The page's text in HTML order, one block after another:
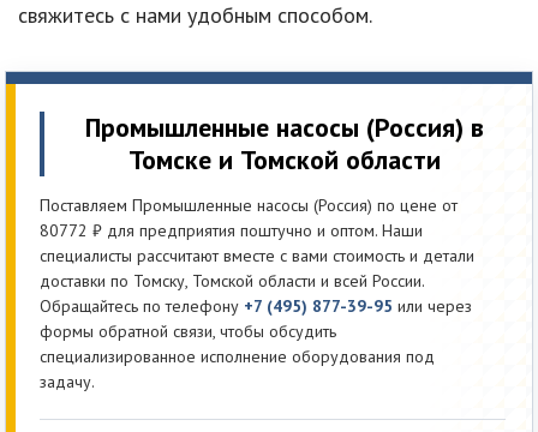
свяжитесь с нами удобным способом.
Промышленные насосы (Россия) в
Томске и Томской области
Поставляем Промышленные насосы (Россия) по цене от
80772 ₽ для предприятия поштучно и оптом. Наши
специалисты рассчитают вместе с вами стоимость и детали
доставки по Томску, Томской области и всей России.
Обращайтесь по телефону +7 (495) 877-39-95 или через
формы обратной связи, чтобы обсудить
специализированное исполнение оборудования под
задачу.